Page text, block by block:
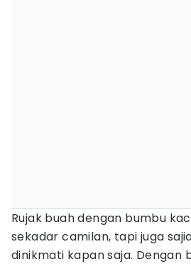
Rujak buah dengan bumbu
sekadar camilan, tapi juga
dinikmati kapan saja. Dengan